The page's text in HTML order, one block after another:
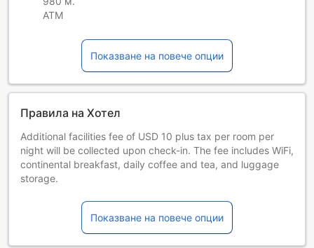
ATM
Показване на повече опции
Правила на Хотел
Additional facilities fee of USD 10 plus tax per room per
night will be collected upon check-in. The fee includes WiFi,
continental breakfast, daily coffee and tea, and luggage
storage.
Бебета от 0 до 2 години
Настаняват се безплатно, ако използват
съществуващите легла. Имайте предвид, че ако ви е
Показване на повече опции